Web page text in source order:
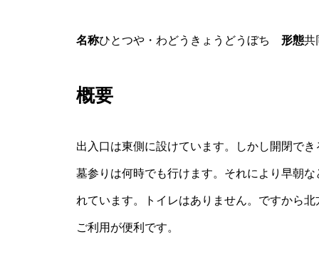
名称ひとつや・わどうきょうどうぼち 形態
概要
出入口は東側に設けています。しかし開閉で
墓参りは何時でも行けます。それにより早朝
れています。トイレはありません。ですから
ご利用が便利です。